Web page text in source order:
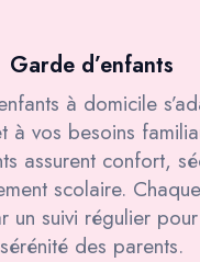
Garde d’enfants
à domicile
à vos besoins
assurent confort,
scolaire.
un suivi régulier
sérénité des parents.